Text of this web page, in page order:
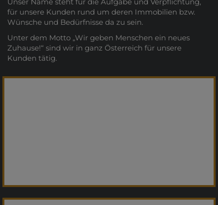
für unsere Kunden rund um deren Immobilien bzw.
Wünsche und Bedürfnisse da zu sein.
Unter dem Motto „Wir geben Menschen ein neues
Zuhause!“ sind wir in ganz Österreich für unsere
Kunden tätig.